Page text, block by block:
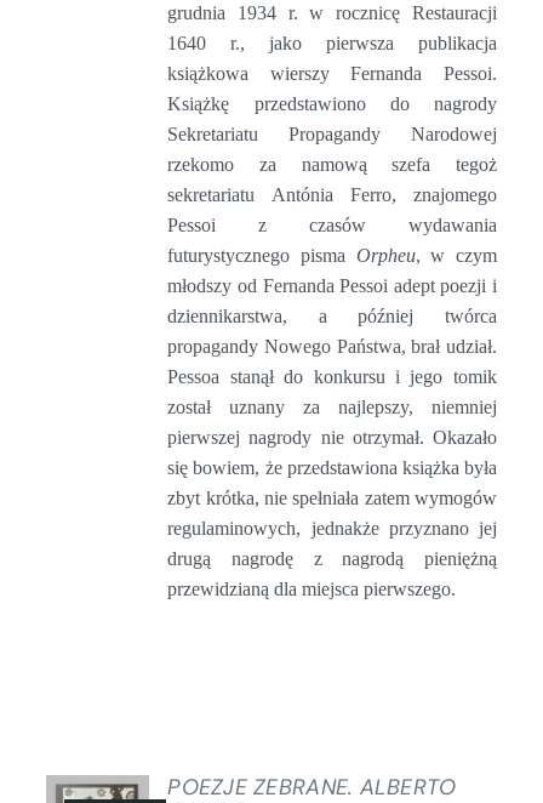
grudnia 1934 r. w rocznicę Restauracji
1640 r., jako pierwsza publikacja
książkowa wierszy Fernanda Pessoi.
Książkę przedstawiono do nagrody
Sekretariatu Propagandy Narodowej
rzekomo za namową szefa tegoż
sekretariatu Antónia Ferro, znajomego
Pessoi z czasów wydawania
futurystycznego pisma Orpheu, w czym
młodszy od Fernanda Pessoi adept poezji i
dziennikarstwa, a później twórca
propagandy Nowego Państwa, brał udział.
Pessoa stanął do konkursu i jego tomik
został uznany za najlepszy, niemniej
pierwszej nagrody nie otrzymał. Okazało
się bowiem, że przedstawiona książka była
zbyt krótka, nie spełniała zatem wymogów
regulaminowych, jednakże przyznano jej
drugą nagrodę z nagrodą pieniężną
przewidzianą dla miejsca pierwszego.
POEZJE ZEBRANE. ALBERTO